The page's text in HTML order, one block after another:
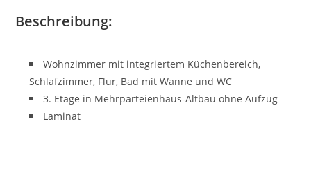
Beschreibung:
Wohnzimmer mit integriertem Küchenbereich,
Schlafzimmer, Flur, Bad mit Wanne und WC
3. Etage in Mehrparteienhaus-Altbau ohne Aufzug
Laminat